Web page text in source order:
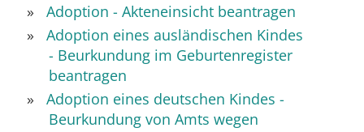
Adoption - Akteneinsicht beantragen
Adoption eines ausländischen Kindes
- Beurkundung im Geburtenregister
beantragen
Adoption eines deutschen Kindes -
Beurkundung von Amts wegen